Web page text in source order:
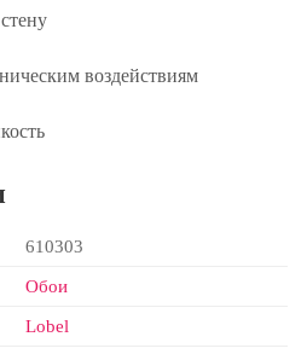
610303
Обои
Lobel
воздействиям